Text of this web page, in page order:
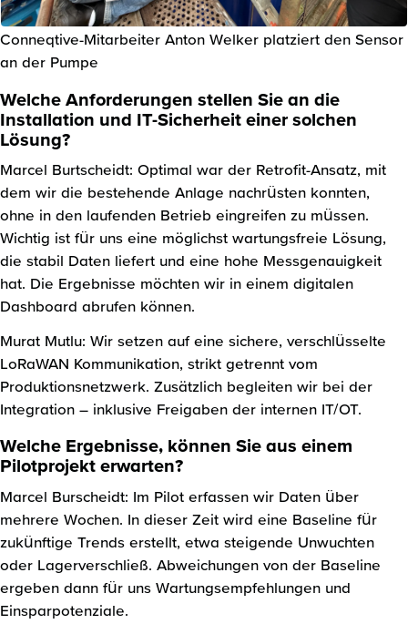
Conneqtive-Mitarbeiter Anton Welker platziert den Sensor
an der Pumpe
Welche Anforderungen stellen Sie an die
Installation und IT-Sicherheit einer solchen
Lösung?
Marcel Burtscheidt: Optimal war der Retrofit-Ansatz, mit
dem wir die bestehende Anlage nachrüsten konnten,
ohne in den laufenden Betrieb eingreifen zu müssen.
Wichtig ist für uns eine möglichst wartungsfreie Lösung,
die stabil Daten liefert und eine hohe Messgenauigkeit
hat. Die Ergebnisse möchten wir in einem digitalen
Dashboard abrufen können.
Murat Mutlu: Wir setzen auf eine sichere, verschlüsselte
LoRaWAN Kommunikation, strikt getrennt vom
Produktionsnetzwerk. Zusätzlich begleiten wir bei der
Integration – inklusive Freigaben der internen IT/OT.
Welche Ergebnisse, können Sie aus einem
Pilotprojekt erwarten?
Marcel Burscheidt: Im Pilot erfassen wir Daten über
mehrere Wochen. In dieser Zeit wird eine Baseline für
zukünftige Trends erstellt, etwa steigende Unwuchten
oder Lagerverschließ. Abweichungen von der Baseline
ergeben dann für uns Wartungsempfehlungen und
Einsparpotenziale.